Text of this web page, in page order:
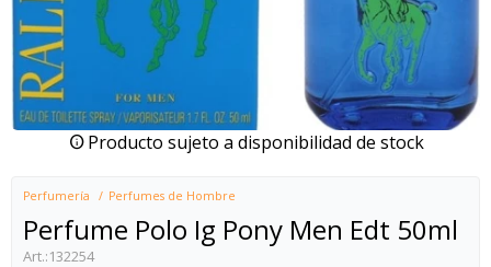
Producto sujeto a disponibilidad de stock
Perfumería Perfumes de Hombre
Perfume Polo Ig Pony Men Edt 50ml
132254